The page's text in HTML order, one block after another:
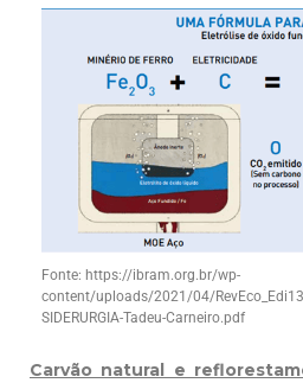
Fonte: https://ibram.org.br/wp-
content/uploads/2021/04/
SIDERURGIA-Tadeu-Carneiro.pdf
Carvão natural e